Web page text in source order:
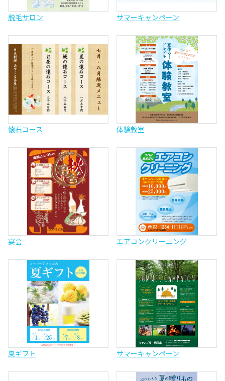
脱毛サロン サマーキャンペーン
懐石コース 体験教室
宴会 エアコンクリーニング
夏ギフト サマーキャンペーン